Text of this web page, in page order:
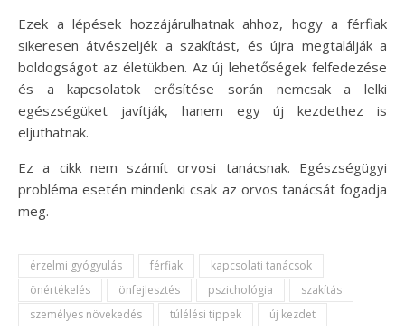
Ezek a lépések hozzájárulhatnak ahhoz, hogy a férfiak
sikeresen átvészeljék a szakítást, és újra megtalálják a
boldogságot az életükben. Az új lehetőségek felfedezése
és a kapcsolatok erősítése során nemcsak a lelki
egészségüket javítják, hanem egy új kezdethez is
eljuthatnak.
Ez a cikk nem számít orvosi tanácsnak. Egészségügyi
probléma esetén mindenki csak az orvos tanácsát fogadja
meg.
érzelmi gyógyulás férfiak
kapcsolati tanácsok
önértékelés
önfejlesztés pszichológia
szakítás
személyes növekedés
túlélési tippek új kezdet